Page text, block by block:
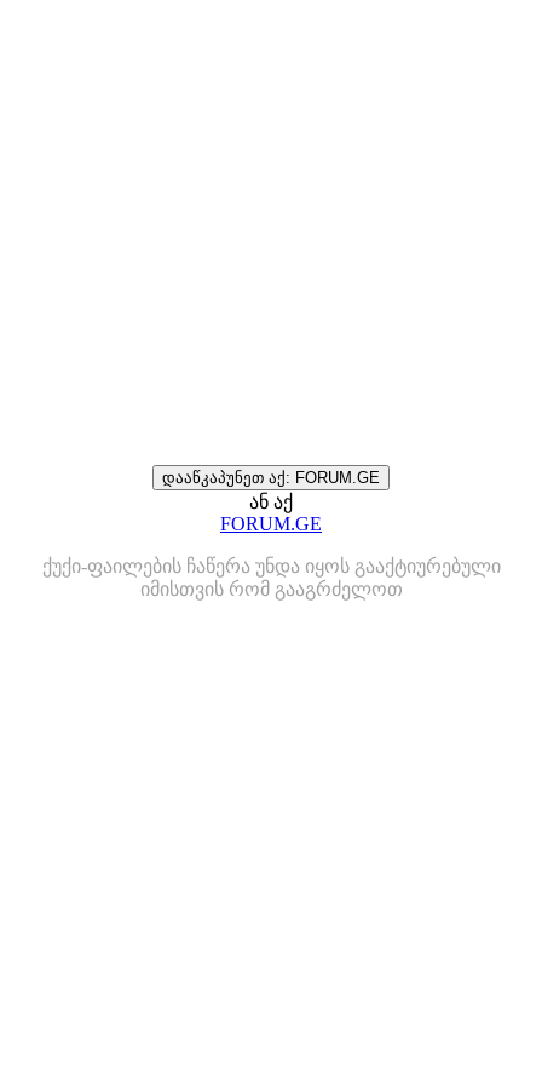
დააწკაპუნეთ აქ: FORUM.GE
ან აქ
FORUM.GE
ქუქი-ფაილების ჩაწერა უნდა იყოს გააქტიურებული
იმისთვის რომ გააგრძელოთ